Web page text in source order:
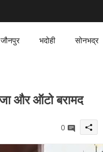
जौनपुर भदोही सोनभद्र
और ऑटो बरामद
0